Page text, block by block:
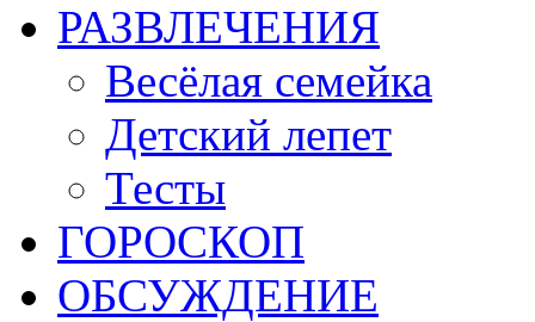
РАЗВЛЕЧЕНИЯ
Весёлая семейка
Детский лепет
Тесты
ГОРОСКОП
ОБСУЖДЕНИЕ